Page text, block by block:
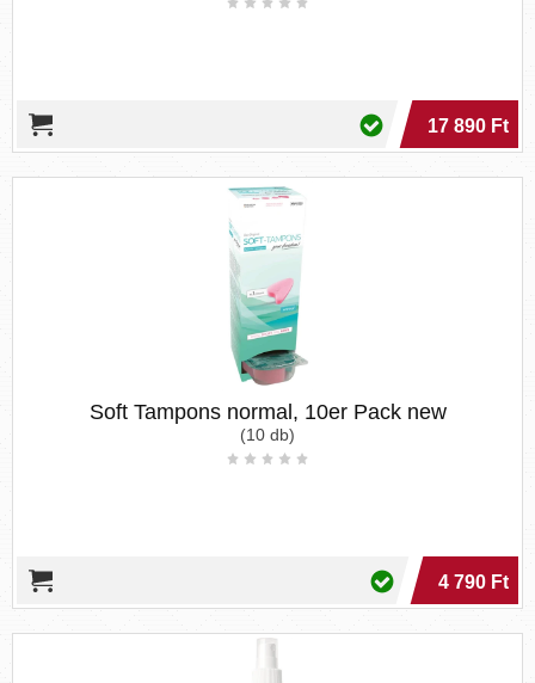
17 890 Ft
Soft Tampons normal, 10er Pack new
(10 db)
4 790 Ft